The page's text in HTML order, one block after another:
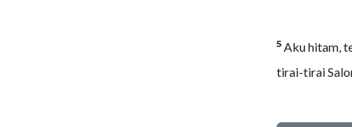
5 Aku hitam,
tirai-tirai